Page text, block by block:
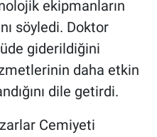
ekipmanların
söyledi. Doktor
giderildiğini
daha etkin
dile getirdi.
Cemiyeti